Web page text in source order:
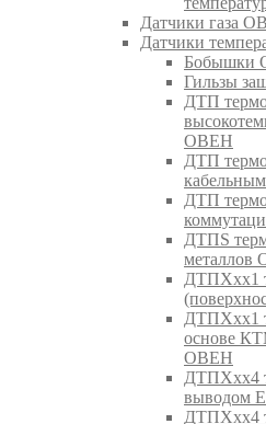
Датчики газа
Датчики
Бобышки
Гильзы
ДТП
ОВЕН
ДТП
ДТП
ДТПS
металлов
ДТПХхх1
ДТПХхх1
основе
ОВЕН
ДТПХхх4
выводом
ДТПХхх4